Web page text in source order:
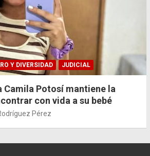
Y DIVERSIDAD JUDICIAL
Camila Potosí mantiene la
con vida a su bebé
Pérez